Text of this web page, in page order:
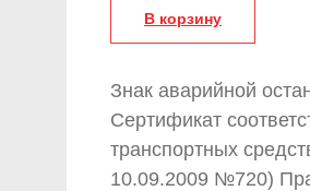
В корзину
Знак аварийной
Сертификат
транспортных
10.09.2009 №720)